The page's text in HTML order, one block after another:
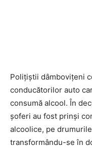
Polițiștii dâmbovițeni
conducătorilor auto
consumă alcool. În
șoferi au fost prinși
alcoolice, pe
transformându-se în